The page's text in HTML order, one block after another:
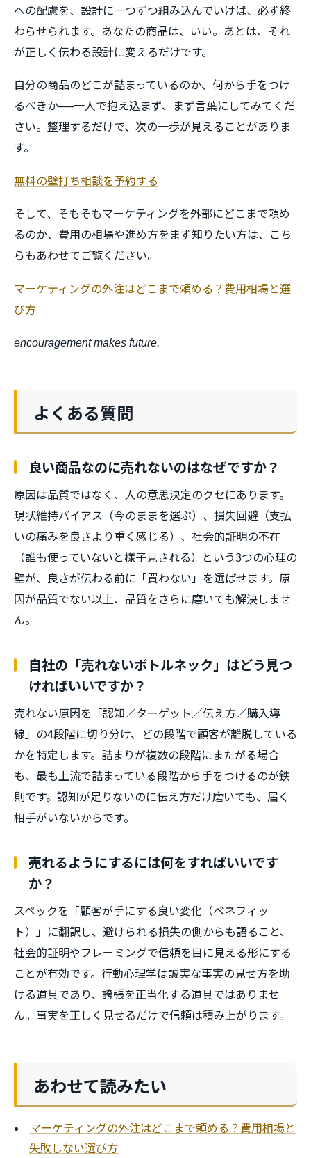
への配慮を、設計に一つずつ組み込んでいけば、必ず終
わらせられます。あなたの商品は、いい。あとは、それ
が正しく伝わる設計に変えるだけです。
自分の商品のどこが詰まっているのか、何から手をつけ
るべきか──一人で抱え込まず、まず言葉にしてみてくだ
さい。整理するだけで、次の一歩が見えることがありま
す。
無料の壁打ち相談を予約する
そして、そもそもマーケティングを外部にどこまで頼め
るのか、費用の相場や進め方をまず知りたい方は、こち
らもあわせてご覧ください。
マーケティングの外注はどこまで頼める？費用相場と選
び方
encouragement makes future.
よくある質問
良い商品なのに売れないのはなぜですか？
原因は品質ではなく、人の意思決定のクセにあります。
現状維持バイアス（今のままを選ぶ）、損失回避（支払
いの痛みを良さより重く感じる）、社会的証明の不在
（誰も使っていないと様子見される）という3つの心理の
壁が、良さが伝わる前に「買わない」を選ばせます。原
因が品質でない以上、品質をさらに磨いても解決しませ
ん。
自社の「売れないボトルネック」はどう見つ
ければいいですか？
売れない原因を「認知／ターゲット／伝え方／購入導
線」の4段階に切り分け、どの段階で顧客が離脱している
かを特定します。詰まりが複数の段階にまたがる場合
も、最も上流で詰まっている段階から手をつけるのが鉄
則です。認知が足りないのに伝え方だけ磨いても、届く
相手がいないからです。
売れるようにするには何をすればいいです
か？
スペックを「顧客が手にする良い変化（ベネフィッ
ト）」に翻訳し、避けられる損失の側からも語ること、
社会的証明やフレーミングで信頼を目に見える形にする
ことが有効です。行動心理学は誠実な事実の見せ方を助
ける道具であり、誇張を正当化する道具ではありませ
ん。事実を正しく見せるだけで信頼は積み上がります。
あわせて読みたい
マーケティングの外注はどこまで頼める？費用相場と
失敗しない選び方